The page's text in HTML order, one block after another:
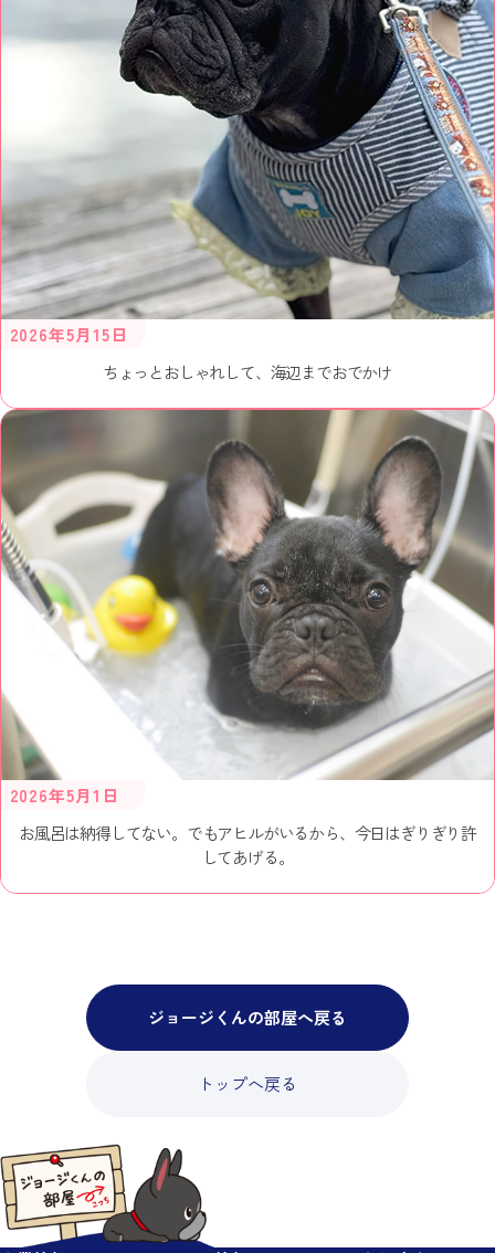
2026年5月15日
ちょっとおしゃれして、海辺までおでかけ
2026年5月1日
お風呂は納得してない。でもアヒルがいるから、今日はぎりぎり許
してあげる。
ジョージくんの部屋へ戻る
トップへ戻る